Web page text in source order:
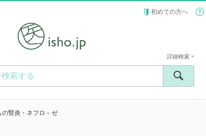
初めての方へ
詳細検索
の腎炎・ネフロ－ゼ